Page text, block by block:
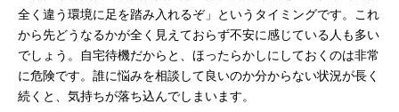
全く違う環境に足を踏み入れるぞ」というタイミングです。これ
から先どうなるかが全く見えておらず不安に感じている人も多い
でしょう。自宅待機だからと、ほったらかしにしておくのは非常
に危険です。誰に悩みを相談して良いのか分からない状況が長く
続くと、気持ちが落ち込んでしまいます。